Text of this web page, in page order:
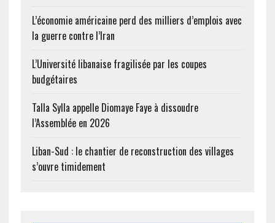
L’économie américaine perd des milliers d’emplois avec
la guerre contre l’Iran
L’Université libanaise fragilisée par les coupes
budgétaires
Talla Sylla appelle Diomaye Faye à dissoudre
l’Assemblée en 2026
Liban-Sud : le chantier de reconstruction des villages
s’ouvre timidement